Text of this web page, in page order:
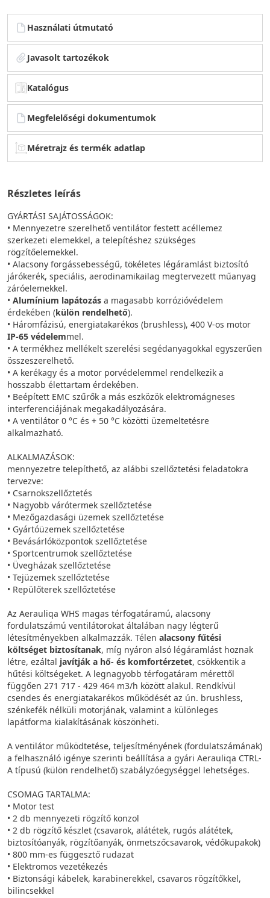
Használati útmutató
Javasolt tartozékok
Katalógus
Megfelelőségi dokumentumok
Méretrajz és termék adatlap
Részletes leírás
GYÁRTÁSI SAJÁTOSSÁGOK:
• Mennyezetre szerelhető ventilátor festett acéllemez
szerkezeti elemekkel, a telepítéshez szükséges
rögzítőelemekkel.
• Alacsony forgássebességű, tökéletes légáramlást biztosító
járókerék, speciális, aerodinamikailag megtervezett műanyag
záróelemekkel.
• Alumínium lapátozás a magasabb korrózióvédelem
érdekében (külön rendelhető).
• Háromfázisú, energiatakarékos (brushless), 400 V-os motor
IP-65 védelemmel.
• A termékhez mellékelt szerelési segédanyagokkal egyszerűen
összeszerelhető.
• A kerékagy és a motor porvédelemmel rendelkezik a
hosszabb élettartam érdekében.
• Beépített EMC szűrők a más eszközök elektromágneses
interferenciájának megakadályozására.
• A ventilátor 0 °C és + 50 °C közötti üzemeltetésre
alkalmazható.
ALKALMAZÁSOK:
mennyezetre telepíthető, az alábbi szellőztetési feladatokra
tervezve:
• Csarnokszellőztetés
• Nagyobb várótermek szellőztetése
• Mezőgazdasági üzemek szellőztetése
• Gyártóüzemek szellőztetése
• Bevásárlóközpontok szellőztetése
• Sportcentrumok szellőztetése
• Üvegházak szellőztetése
• Tejüzemek szellőztetése
• Repülőterek szellőztetése
Az Aerauliqa WHS magas térfogatáramú, alacsony
fordulatszámú ventilátorokat általában nagy légterű
létesítményekben alkalmazzák. Télen alacsony fűtési
költséget biztosítanak, míg nyáron alsó légáramlást hoznak
létre, ezáltal javítják a hő- és komfortérzetet, csökkentik a
hűtési költségeket. A legnagyobb térfogatáram mérettől
függően 271 717 - 429 464 m3/h között alakul. Rendkívül
csendes és energiatakarékos működését az ún. brushless,
szénkefék nélküli motorjának, valamint a különleges
lapátforma kialakításának köszönheti.
A ventilátor működtetése, teljesítményének (fordulatszámának)
a felhasználó igénye szerinti beállítása a gyári Aerauliqa CTRL-
A típusú (külön rendelhető) szabályzóegységgel lehetséges.
CSOMAG TARTALMA:
• Motor test
• 2 db mennyezeti rögzítő konzol
• 2 db rögzítő készlet (csavarok, alátétek, rugós alátétek,
biztosítóanyák, rögzítőanyák, önmetszőcsavarok, védőkupakok)
• 800 mm-es függesztő rudazat
• Elektromos vezetékezés
• Biztonsági kábelek, karabinerekkel, csavaros rögzítőkkel,
bilincsekkel